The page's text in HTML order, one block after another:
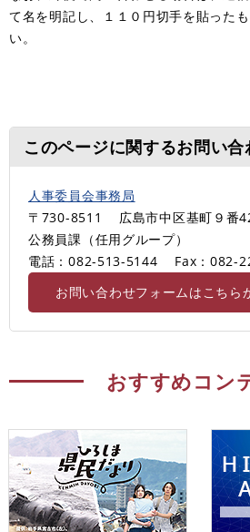
て名を明記し、１１０円切手を貼った
い。
このページに関するお問い合
人事委員会事務局
〒730-8511
広島市中区基町９
公務員課（任用グループ）
電話：082-513-5144
Fax：082-
お問い合わせフォームはこちら
おすすめコン